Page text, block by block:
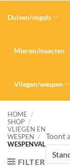
Duiven/vogels
Mieren/insecten
Vliegen/wespen
HOME /
SHOP /
VLIEGEN EN
WESPEN /
WESPENVAL
FILTER
Toont